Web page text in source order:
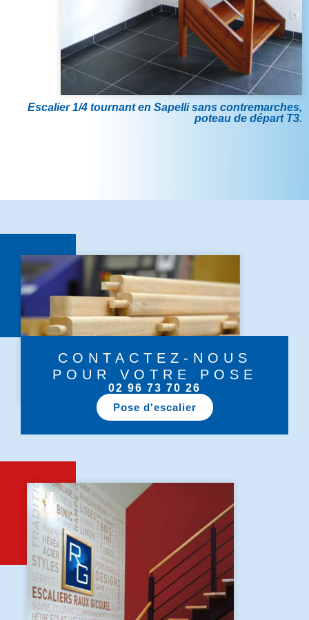
Escalier 1/4 tournant en Sapelli sans contremarches,
poteau de départ T3.
CONTACTEZ-NOUS
POUR VOTRE POSE
02 96 73 70 26
Pose d'escalier